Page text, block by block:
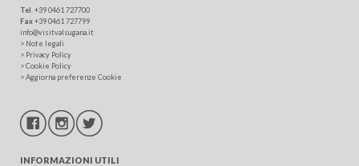
Tel +39 0461 727700
Fax+39 0461 727799
info@visitvalsugana.it
> Note legali
> Privacy Policy
>Cookie Policy
>Aggiorna preferenze Cookie
INFORMAZIONI UTILI